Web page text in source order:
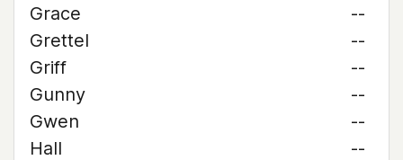
Grace
--
Grettel
--
Griff
--
Gunny
--
Gwen
--
Hall
--